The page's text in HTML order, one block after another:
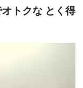
トクな とく得